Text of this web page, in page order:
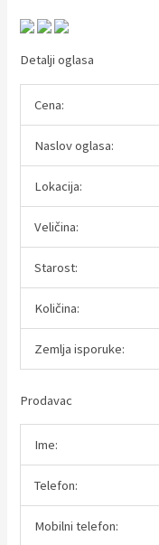
Detalji oglasa
Cena:
Naslov oglasa:
Lokacija:
Veličina:
Starost:
Količina:
Zemlja isporuke:
Prodavac
Ime:
Telefon:
Mobilni telefon: